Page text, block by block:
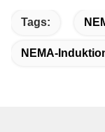
Tags:
NEMA-